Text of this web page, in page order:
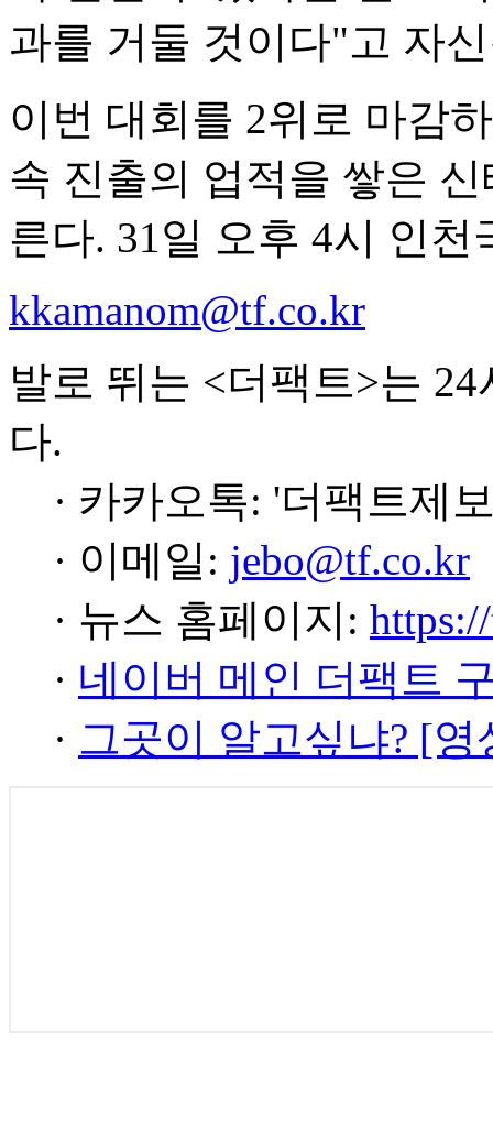
과를 거둘 것이다"고 자
이번 대회를 2위로 마감
속 진출의 업적을 쌓은
른다. 31일 오후 4시 인
kkamanom@tf.co.kr
발로 뛰는 <더팩트>는
다.
· 카카오톡: '더팩트제
· 이메일: jebo@tf.co.kr
· 뉴스 홈페이지:
· 네이버 메인 더팩트
· 그곳이 알고싶냐? [